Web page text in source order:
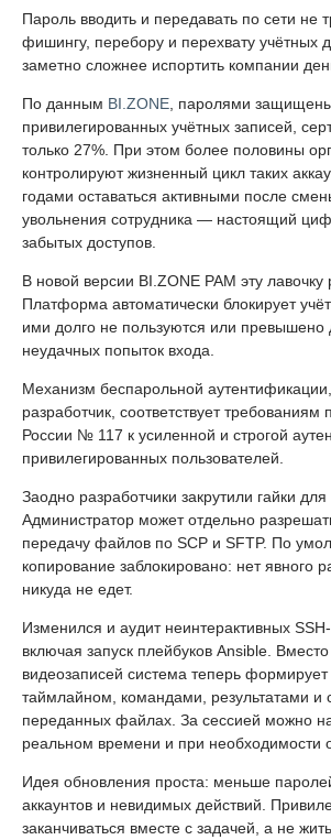
Пароль вводить и передавать по сети не
фишингу, перебору и перехвату учётных
заметно сложнее испортить компании
По данным BI.ZONE , паролями
привилегированных учётных записей,
только 27%. При этом более половины
контролируют жизненный цикл таких
годами оставаться активными после
увольнения сотрудника — настоящий
забытых доступов.
В новой версии BI.ZONE PAM эту
Платформа автоматически блокирует
ими долго не пользуются или превышено
неудачных попыток входа.
Механизм беспарольной
разработчик, соответствует
России № 117 к усиленной и строгой
привилегированных пользователей.
Заодно разработчики закрутили гайки для
Администратор может отдельно
передачу файлов по SCP и SFTP. По
копирование заблокировано: нет
никуда не едет.
Изменился и аудит неинтерактивных
включая запуск плейбуков Ansible.
видеозаписей система теперь формирует
таймлайном, командами, результатами и
переданных файлах. За сессией можно
реальном времени и при необходимости
Идея обновления проста: меньше
аккаунтов и невидимых действий.
заканчиваться вместе с задачей, а не